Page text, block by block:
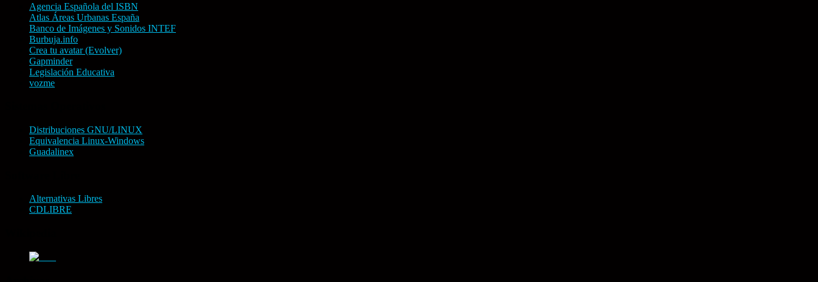
Agencia Española del ISBN
Atlas Áreas Urbanas España
Banco de Imágenes y Sonidos INTEF
Burbuja.info
Crea tu avatar (Evolver)
Gapminder
Legislación Educativa
vozme
Distribuciones GNU/LINUX
Equivalencia Linux-Windows
Guadalinex
Alternativas Libres
CDLIBRE